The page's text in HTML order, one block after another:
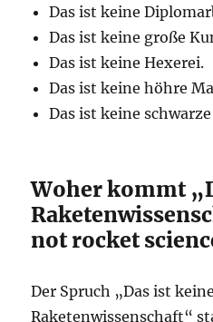
Das ist keine
Das ist keine große
Das ist keine Hexerei.
Das ist keine höhre
Das ist keine
Woher kommt
not rocket
Der Spruch „Das ist keine
Raketenwissenschaft“